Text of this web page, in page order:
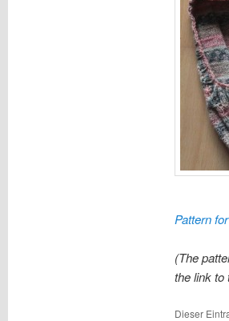
Pattern
(The
the link to
Dieser